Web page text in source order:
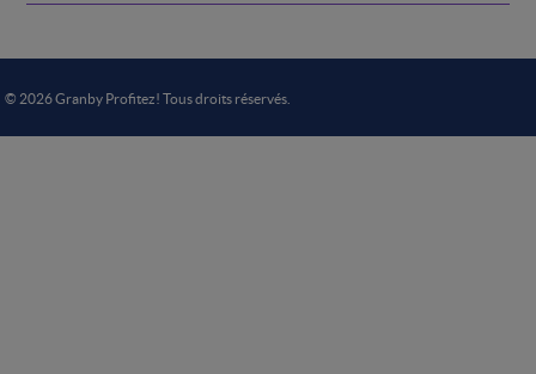
© 2026 Granby Profitez! Tous droits réservés.